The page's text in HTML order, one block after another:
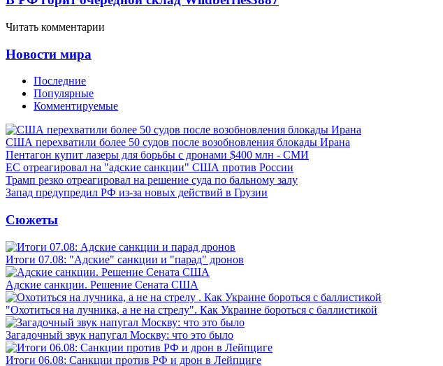
Читать комментарии
Новости мира
Последние
Популярные
Комментируемые
США перехватили более 50 судов после возобновления блокады Ирана
Пентагон купит лазеры для борьбы с дронами $400 млн - СМИ
ЕС отреагировал на "адские санкции" США против России
Трамп резко отреагировал на решение суда по бальному залу
Запад предупредил РФ из-за новых действий в Грузии
Сюжеты
Итоги 07.08: "Адские" санкции и "парад" дронов
Адские санкции. Решение Сената США
"Охотиться на лучника, а не на стрелу". Как Украине бороться с баллистикой
Загадочный звук напугал Москву: что это было
Итоги 06.08: Санкции против РФ и дрон в Лейпциге